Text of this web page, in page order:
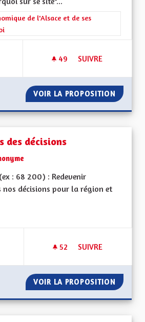
de la catégorie : L'attractivité
de l'Alsace et de ses
49 49 ABONNÉS
SUIVRE
VOIR LA PROPOSITION
des décisions
: 68 200) : Redevenir
nos décisions pour la région et
la catégorie : Autres
52 52 ABONNÉS
SUIVRE
VOIR LA PROPOSITION